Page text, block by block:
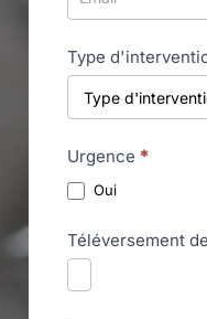
téléphone
Type
Urgence *
Oui
Téléversement